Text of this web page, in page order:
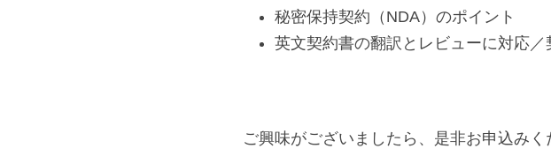
秘密保持契約（NDA）のポイント
英文契約書の翻訳とレビューに対応
ご興味がございましたら、是非お申込みく